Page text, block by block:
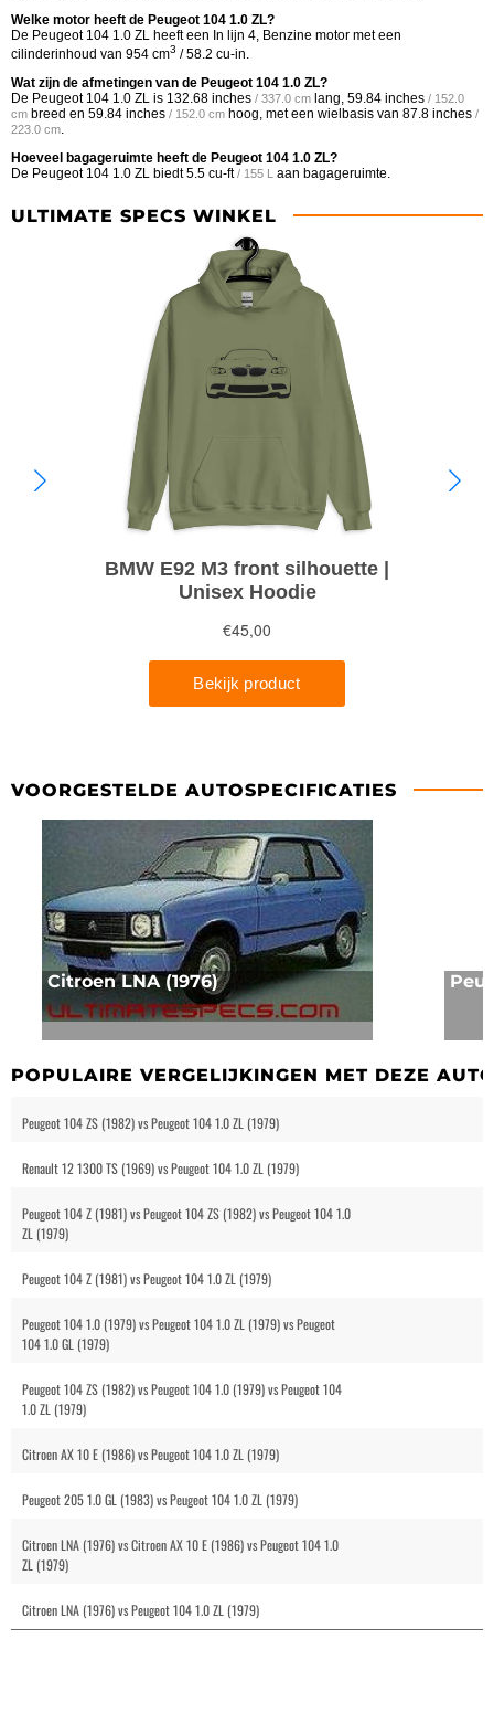
Welke motor heeft de Peugeot 104 1.0 ZL?
De Peugeot 104 1.0 ZL heeft een In lijn 4, Benzine motor met een
cilinderinhoud van 954 cm3 / 58.2 cu-in.
Wat zijn de afmetingen van de Peugeot 104 1.0 ZL?
De Peugeot 104 1.0 ZL is 132.68 inches / 337.0 cm lang, 59.84 inches / 152.0
cm breed en 59.84 inches / 152.0 cm hoog, met een wielbasis van 87.8 inches /
223.0 cm
Hoeveel bagageruimte heeft de Peugeot 104 1.0 ZL?
De Peugeot 104 1.0 ZL biedt5.5 cu-ft / 155 L aan bagageruimte.
ULTIMATE SPECS WINKEL
VOORGESTELDE AUTOSPECIFICATIES
Citroen LNA (1976)
POPULAIRE VERGELIJKINGEN MET DEZE
Peugeot 104 ZS (1982) vs Peugeot 104 1.0 ZL (1979)
Renault 12 1300 TS (1969) vs Peugeot 104 1.0 ZL (1979)
Peugeot 104 Z (1981) vs Peugeot 104 ZS (1982) vs Peugeot 104 1.0
ZL (1979)
Peugeot 104 Z (1981) vs Peugeot 104 1.0 ZL (1979)
Peugeot 104 1.0 (1979) vs Peugeot 104 1.0 ZL (1979) vs Peugeot
104 1.0 GL (1979)
Peugeot 104 ZS (1982) vs Peugeot 104 1.0 (1979) vs Peugeot 104
1.0 ZL (1979)
Citroen AX 10 E (1986) vs Peugeot 104 1.0 ZL (1979)
Peugeot 205 1.0 GL (1983) vs Peugeot 104 1.0 ZL (1979)
Citroen LNA (1976) vs Citroen AX 10 E (1986) vs Peugeot 104 1.0
ZL (1979)
Citroen LNA (1976) vs Peugeot 104 1.0 ZL (1979)